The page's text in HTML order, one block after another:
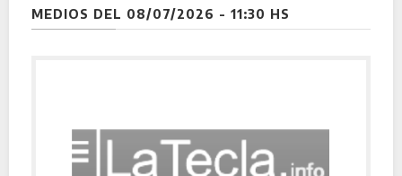
CONTACTO
MEDIOS DEL 08/07/2026 - 11:30 HS